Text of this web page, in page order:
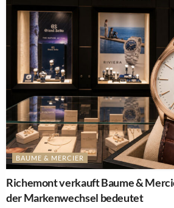
BAUME & MERCIER
Richemont verkauft Baume &
der Markenwechsel bedeutet